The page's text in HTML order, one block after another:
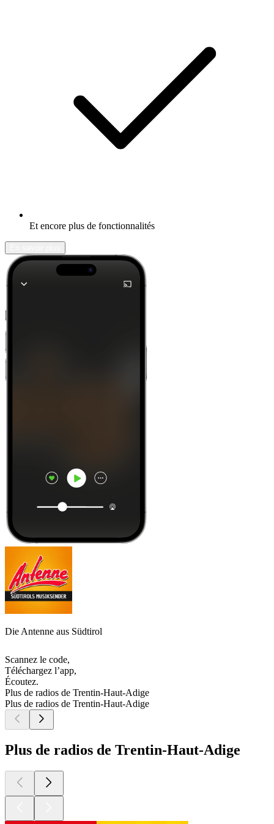
Et encore plus de fonctionnalités
Die Antenne aus Südtirol
Scannez le code,
Téléchargez l’app,
Écoutez.
Plus de radios de Trentin-Haut-Adige
Plus de radios de Trentin-Haut-Adige
Plus de radios de Trentin-Haut-Adige